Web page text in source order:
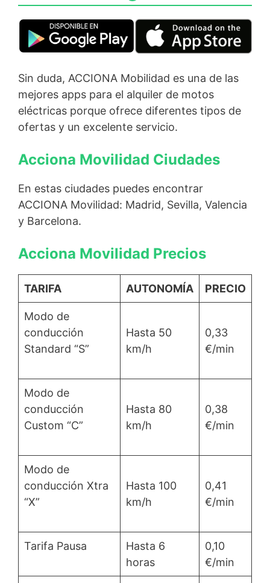
Sin duda, ACCIONA Mobilidad es una de las
mejores apps para el alquiler de motos
eléctricas porque ofrece diferentes tipos de
ofertas y un excelente servicio.
Acciona Movilidad Ciudades
En estas ciudades puedes encontrar
ACCIONA Movilidad: Madrid, Sevilla, Valencia
y Barcelona.
Acciona Movilidad Precios
TARIFA AUTONOMÍA PRECIO
Modo de
conducción
Standard “S”
Hasta 50
km/h
0,33
€/min
Modo de
conducción
Custom “C”
Hasta 80
km/h
0,38
€/min
Modo de
conducción Xtra
“X”
Hasta 100
km/h
0,41
€/min
Tarifa Pausa
Hasta 6
horas
0,10
€/min